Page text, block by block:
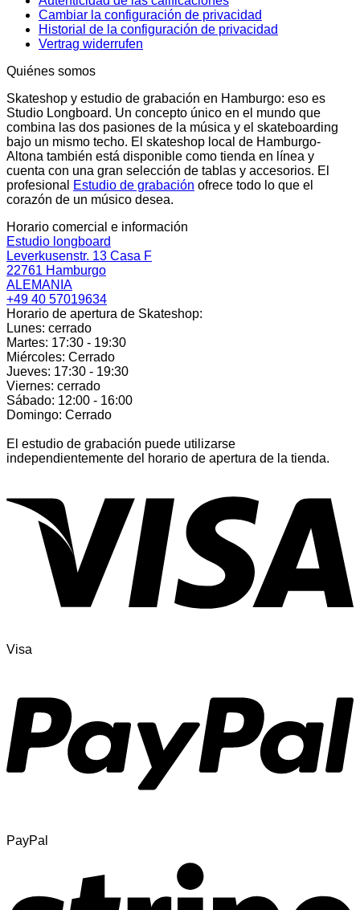
Cambiar la configuración de privacidad
Historial de la configuración de privacidad
Vertrag widerrufen
Quiénes somos
Skateshop y estudio de grabación en Hamburgo: eso es
Studio Longboard. Un concepto único en el mundo que
combina las dos pasiones de la música y el skateboarding
bajo un mismo techo. El skateshop local de Hamburgo-
Altona también está disponible como tienda en línea y
cuenta con una gran selección de tablas y accesorios. El
profesional
Estudio de grabación ofrece todo lo que el
corazón de un músico desea.
Horario comercial e información
Estudio longboard
Leverkusenstr. 13 Casa F
22761 Hamburgo
ALEMANIA
+49 40 57019634
Horario de apertura de Skateshop:
Lunes: cerrado
Martes: 17:30 - 19:30
Miércoles: Cerrado
Jueves: 17:30 - 19:30
Viernes: cerrado
Sábado: 12:00 - 16:00
Domingo: Cerrado
El estudio de grabación puede utilizarse
independientemente del horario de apertura de la tienda.
Visa
PayPal